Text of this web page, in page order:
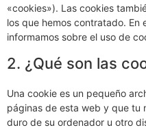
«cookies»). Las cookies
los que hemos contratado. En
informamos sobre el uso de
2. ¿Qué son las
Una cookie es un pequeño
páginas de esta web y que tu
duro de su ordenador u otro